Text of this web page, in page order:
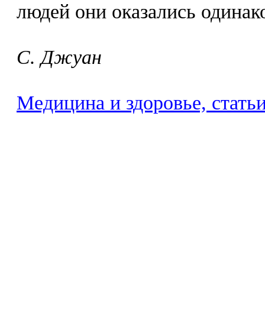
людей они оказались
С. Джуан
Медицина и здоровье,